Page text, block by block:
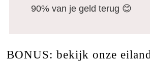
90% van je geld terug 😊
BONUS: bekijk onze